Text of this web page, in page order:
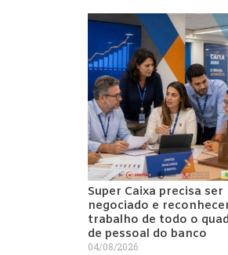
Super Caixa precisa ser
negociado e
trabalho de todo o
de pessoal do banco
04/08/2026